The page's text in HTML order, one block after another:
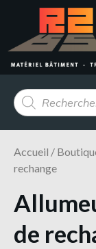
Accueil /
rechange
de
Panneau de